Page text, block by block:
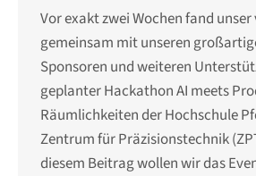
Vor exakt zwei Wochen fand
gemeinsam mit unseren
Sponsoren und weiteren
geplanter Hackathon AI meets
Räumlichkeiten der Hochschule
Zentrum für Präzisionstechnik
diesem Beitrag wollen wir das